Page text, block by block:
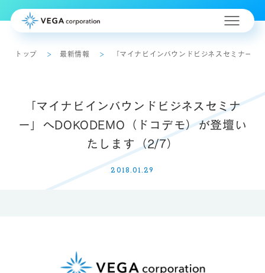
トップ 最新情報 「マイナビインバウンドビジネスセミナー
「マイナビインバウンドビジネスセミナ
ー」へDOKODEMO（ドコデモ）が登壇い
たします（2/7）
2018.01.29